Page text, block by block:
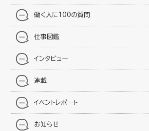
働く人に100の質問
仕事図鑑
インタビュー
連載
イベントレポート
お知らせ